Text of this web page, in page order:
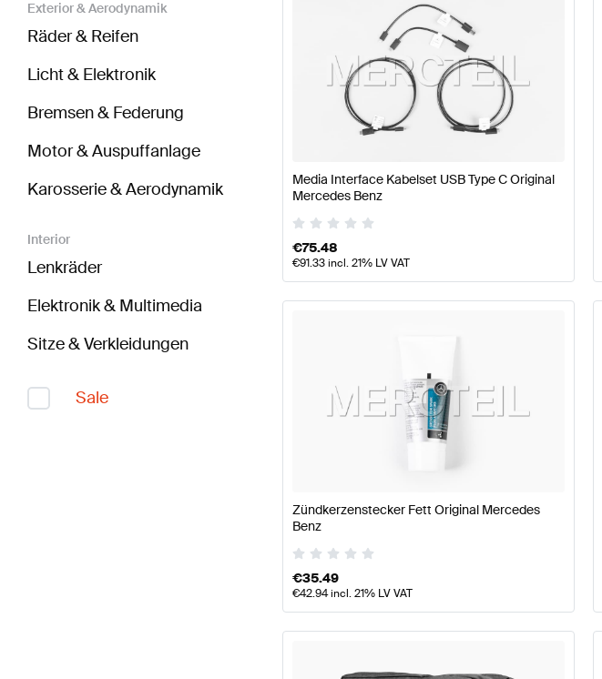
Exterior & Aerodynamik
Räder & Reifen
Licht & Elektronik
Bremsen & Federung
Motor & Auspuffanlage
Karosserie & Aerodynamik
Interior
Lenkräder
Elektronik & Multimedia
Sitze & Verkleidungen
Sale
Media Interface Kabelset USB Type C Original
Mercedes Benz
€75.48
€91.33incl. 21% LV VAT
Zündkerzenstecker Fett Original Mercedes
Benz
€35.49
€42.94incl. 21% LV VAT